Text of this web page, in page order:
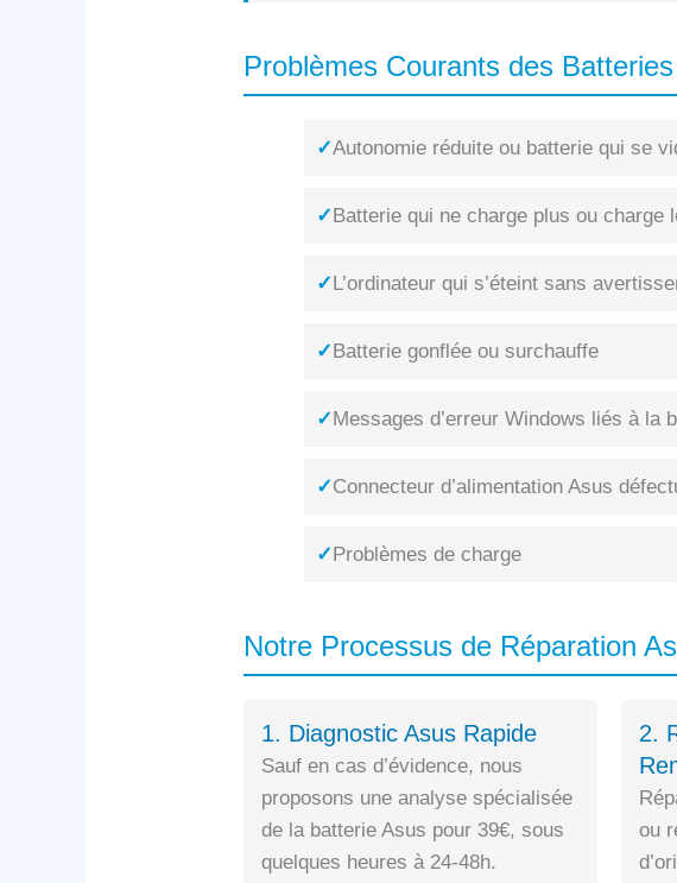
Problèmes Courants des
✓Autonomie réduite ou batterie qui se
✓Batterie qui ne charge plus ou charge
✓L’ordinateur qui s’éteint sans
✓Batterie gonflée ou surchauffe
✓Messages d’erreur Windows liés à la
✓Connecteur d’alimentation Asus
✓Problèmes de charge
Notre Processus de Réparation
1. Diagnostic Asus Rapide
Sauf en cas d’évidence, nous
proposons une analyse spécialisée
de la batterie Asus pour 39€, sous
quelques heures à 24-48h.
2.
ou